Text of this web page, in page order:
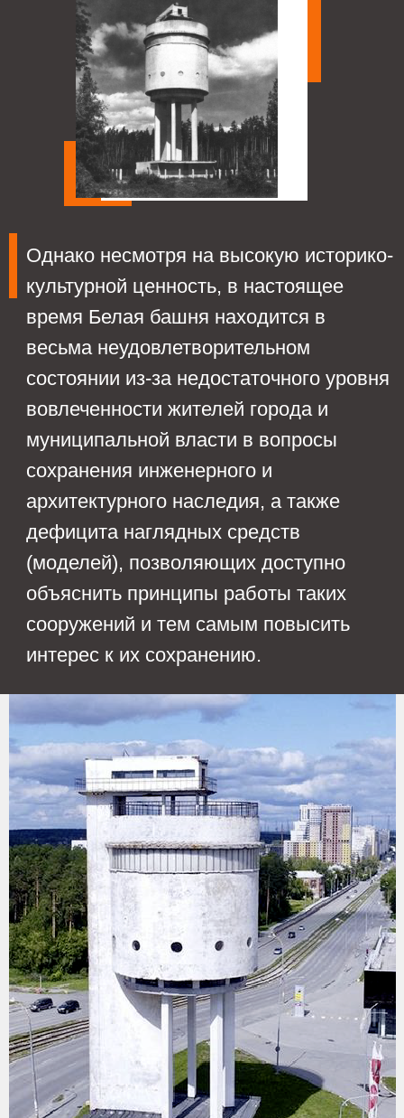
АНАЛОГИ
Макеты исторических
сооружений представлены в
различных музеях,
например, в музее истории
Екатеринбурга, или в
«Гранд-Макет России» в г.
Санкт-Петербург, да даже в
самой Белой башне, которая
является в данный момент
музейным объектом стоит
макет Белой башни.
Музей истории
Екатеринбурга,
интерактивный
макет, при указании
на здание на экране
воспроизводится
информация о нем